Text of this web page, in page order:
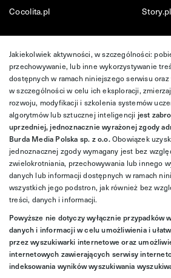
Cocolita.pl
Story.pl
Jakiekolwiek aktywności, w szczególności:
przechowywanie, lub inne wykorzystywanie
dostępnych w ramach niniejszego serwisu
w szczególności w celu ich eksploracji,
rozwoju, modyfikacji i szkolenia systemów
algorytmów lub sztucznej inteligencji jest
uprzedniej, jednoznacznie wyrażonej zgody
Burda Media Polska sp. z o.o.Obowiązek
jednoznacznej zgody wymagany jest bez
zwielokrotniania, przechowywania lub innego
danych lub informacji dostępnych w ramach
wszystkich jego podstron, jak również bez
treści, danych i informacji.
Powyższe nie dotyczy wyłącznie przypadków
danych i informacji w celu umożliwienia i
przez wyszukiwarki internetowe oraz
internetowych zawierających serwisy
indeksowania wyników wyszukiwania